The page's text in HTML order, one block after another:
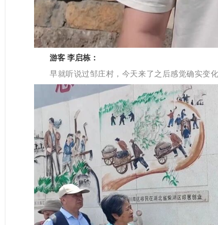
游客 李启栋：
早就听说过邹庄村，今天来了之后感觉确实变